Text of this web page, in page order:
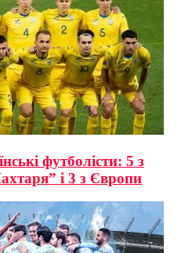
футболісти: 5 з
і 3 з Європи